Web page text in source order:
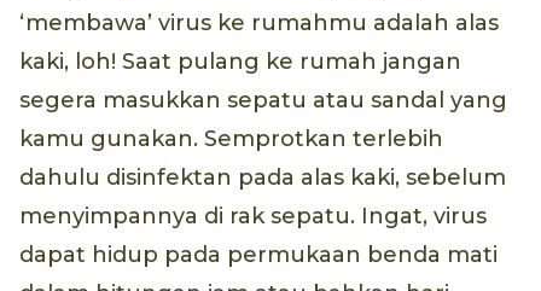
‘membawa’ virus ke rumahmu adalah alas
kaki, loh! Saat pulang ke rumah jangan
segera masukkan sepatu atau sandal yang
kamu gunakan. Semprotkan terlebih
dahulu disinfektan pada alas kaki, sebelum
menyimpannya di rak sepatu. Ingat, virus
dapat hidup pada permukaan benda mati